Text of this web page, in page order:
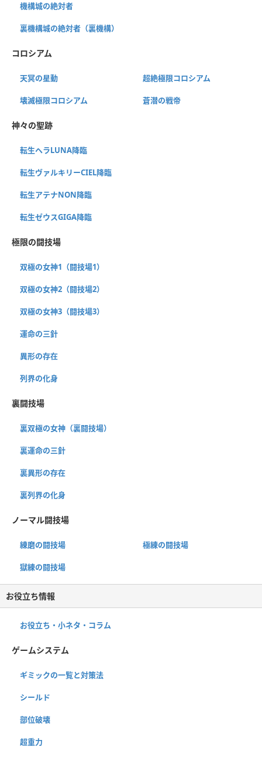
機構城の絶対者
裏機構城の絶対者（裏機構）
コロシアム
天冥の星動 超絶極限コロシアム
壊滅極限コロシアム 蒼潜の戦帝
神々の聖跡
転生ヘラLUNA降臨
転生ヴァルキリーCIEL降臨
転生アテナNON降臨
転生ゼウスGIGA降臨
極限の闘技場
双極の女神1（闘技場1）
双極の女神2（闘技場2）
双極の女神3（闘技場3）
運命の三針
異形の存在
列界の化身
裏闘技場
裏双極の女神（裏闘技場）
裏運命の三針
裏異形の存在
裏列界の化身
ノーマル闘技場
練磨の闘技場 極練の闘技場
獄練の闘技場
お役立ち情報
お役立ち・小ネタ・コラム
ゲームシステム
ギミックの一覧と対策法
シールド
部位破壊
超重力